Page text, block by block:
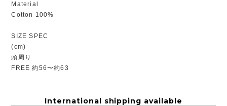
Material
Cotton 100%
SIZE SPEC
(cm)
頭周り
FREE 約56〜約63
International shipping available